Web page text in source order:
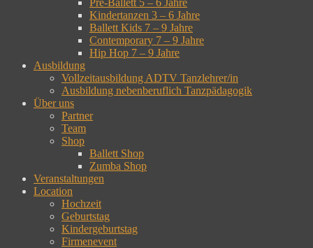
Pre-Ballett 5 – 6 Jahre
Kindertanzen 3 – 6 Jahre
Ballett Kids 7 – 9 Jahre
Contemporary 7 – 9 Jahre
Hip Hop 7 – 9 Jahre
Ausbildung
Vollzeitausbildung ADTV Tanzlehrer/in
Ausbildung nebenberuflich Tanzpädagogik
Über uns
Partner
Team
Shop
Ballett Shop
Zumba Shop
Veranstaltungen
Location
Hochzeit
Geburtstag
Kindergeburtstag
Firmenevent